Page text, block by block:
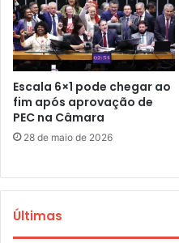
Escala 6×1 pode chegar ao
fim após aprovação de
PEC na Câmara
28 de maio de 2026
Últimas